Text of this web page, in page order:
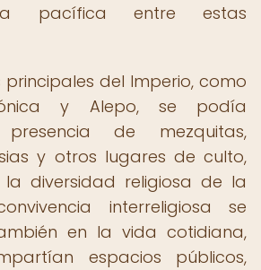
pacífica entre estas
principales del Imperio, como
y Alepo, se podía
de mezquitas,
y otros lugares de culto,
diversidad religiosa de la
interreligiosa se
en la vida cotidiana,
espacios públicos,